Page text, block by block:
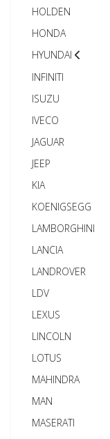
HOLDEN
HONDA
HYUNDAI
INFINITI
ISUZU
IVECO
JAGUAR
JEEP
KIA
KOENIGSEGG
LAMBORGHINI
LANCIA
LANDROVER
LDV
LEXUS
LINCOLN
LOTUS
MAHINDRA
MAN
MASERATI